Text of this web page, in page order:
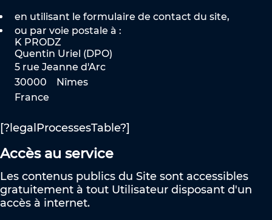
en utilisant le formulaire de contact du site,
ou par voie postale à :
K PRODZ
Quentin Uriel (DPO)
5 rue Jeanne d'Arc
30000
Nîmes
France
[?legalProcessesTable?]
Accès au service
Les contenus publics du Site sont accessibles
gratuitement à tout Utilisateur disposant d'un
accès à internet.